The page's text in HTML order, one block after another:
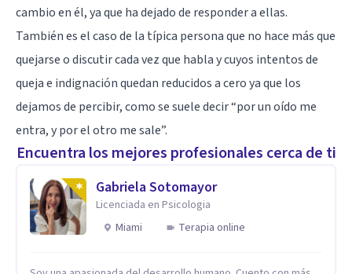
cambio en él, ya que ha dejado de responder a ellas.
También es el caso de la típica persona que no hace más que
quejarse o discutir cada vez que habla y cuyos intentos de
queja e indignación quedan reducidos a cero ya que los
dejamos de percibir, como se suele decir “por un oído me
entra, y por el otro me sale”.
Encuentra los mejores profesionales cerca de ti
Gabriela Sotomayor
Licenciada en Psicologia
Miami
Terapia online